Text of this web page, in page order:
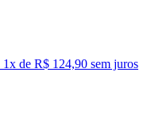
1x de R$ 124,90 sem juros